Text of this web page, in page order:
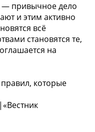
— привычное дело
и этим активно
всё
становятся те,
на
которые